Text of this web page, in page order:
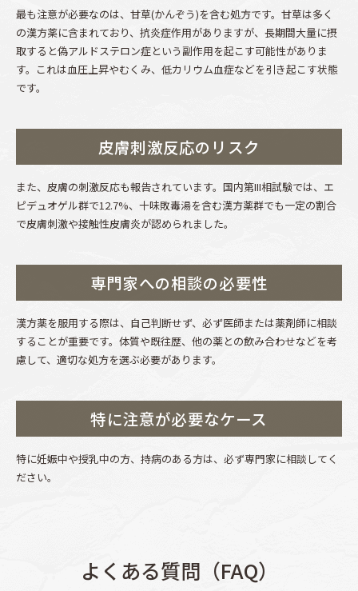
最も注意が必要なのは、甘草(かんぞう)を含む処方です。甘草は多く
の漢方薬に含まれており、抗炎症作用がありますが、長期間大量に摂
取すると偽アルドステロン症という副作用を起こす可能性がありま
す。これは血圧上昇やむくみ、低カリウム血症などを引き起こす状態
です。
皮膚刺激反応のリスク
また、皮膚の刺激反応も報告されています。国内第III相試験では、エ
ピデュオゲル群で12.7%、十味敗毒湯を含む漢方薬群でも一定の割合
で皮膚刺激や接触性皮膚炎が認められました。
専門家への相談の必要性
漢方薬を服用する際は、自己判断せず、必ず医師または薬剤師に相談
することが重要です。体質や既往歴、他の薬との飲み合わせなどを考
慮して、適切な処方を選ぶ必要があります。
特に注意が必要なケース
特に妊娠中や授乳中の方、持病のある方は、必ず専門家に相談してく
ださい。
よくある質問（FAQ）